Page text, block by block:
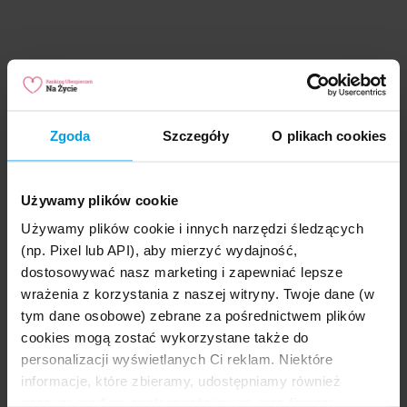
Zgoda Szczegóły O plikach cookies
Używamy plików cookie
Używamy plików cookie i innych narzędzi śledzących
(np. Pixel lub API), aby mierzyć wydajność,
dostosowywać nasz marketing i zapewniać lepsze
wrażenia z korzystania z naszej witryny. Twoje dane (w
tym dane osobowe) zebrane za pośrednictwem plików
cookies mogą zostać wykorzystane także do
personalizacji wyświetlanych Ci reklam. Niektóre
informacje, które zbieramy, udostępniamy również
« Powrót do słownika Podziel się ze znajomymi:
ubezpieczeń na życie?
Darmowe wyliczenie składek online bez zobowiązań.
Oszczędź do 50%
na ubezpieczeniu!
Porównaj ceny